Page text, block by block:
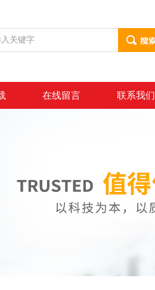
在线留言 联系我们